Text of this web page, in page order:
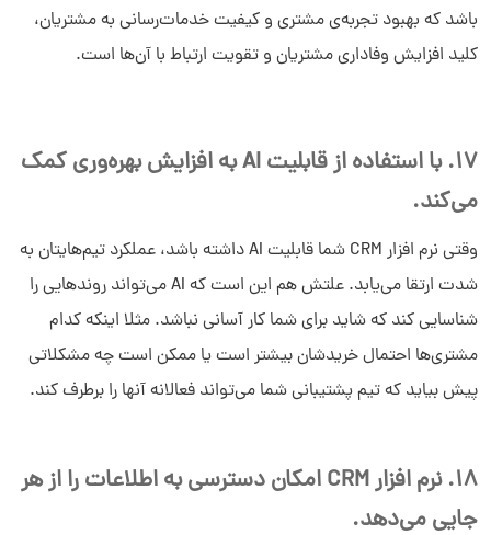
باشد که بهبود تجربه‌ی مشتری و کیفیت خدمات‌رسانی به مشتریان،
کلید افزایش وفاداری مشتریان و تقویت ارتباط با آن‌ها است.
17. با استفاده از قابلیت AI به افزایش بهره‌وری کمک
می‌کند.
وقتی نرم افزار CRM شما قابلیت AI داشته باشد، عملکرد تیم‌هایتان به
شدت ارتقا می‌یابد. علتش هم این است که AI می‌تواند روندهایی را
شناسایی کند که شاید برای شما کار آسانی نباشد. مثلا اینکه کدام
مشتری‌ها احتمال خریدشان بیشتر است یا ممکن است چه مشکلاتی
پیش بیاید که تیم پشتیبانی شما می‌تواند فعالانه آنها را برطرف کند.
18. نرم افزار CRM امکان دسترسی به اطلاعات را از هر
جایی می‌دهد.